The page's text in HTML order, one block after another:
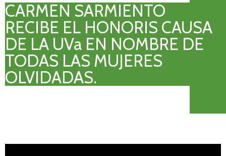
CARMEN SARMIENTO
RECIBE EL HONORIS CAUSA
DE LA UVa EN NOMBRE DE
TODAS LAS MUJERES
OLVIDADAS.